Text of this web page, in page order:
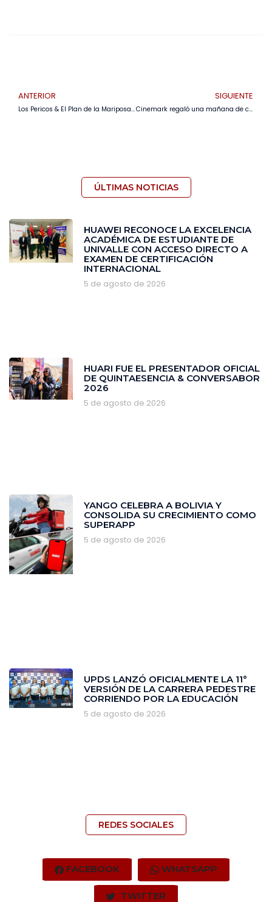
ANTERIOR
Los Pericos & El Plan de la Mariposa presentan “Amor bonsai”Esta canción es un adelanto del próximo álbum que combina la esencia de ambos grupos, dando una fusión natural para hablar del amor.
SIGUIENTE
Cinemark regaló una mañana de cine y felicidad a 200 niños de Minero
ÚLTIMAS NOTICIAS
HUAWEI RECONOCE LA EXCELENCIA
ACADÉMICA DE ESTUDIANTE DE
UNIVALLE CON ACCESO DIRECTO A
EXAMEN DE CERTIFICACIÓN
INTERNACIONAL
5 de agosto de 2026
HUARI FUE EL PRESENTADOR OFICIAL
DE QUINTAESENCIA & CONVERSABOR
2026
5 de agosto de 2026
YANGO CELEBRA A BOLIVIA Y
CONSOLIDA SU CRECIMIENTO COMO
SUPERAPP
5 de agosto de 2026
‎UPDS LANZÓ OFICIALMENTE LA 11°
VERSIÓN DE LA CARRERA PEDESTRE
CORRIENDO POR LA EDUCACIÓN
5 de agosto de 2026
REDES SOCIALES
FACEBOOK WHATSAPP
TWITTER